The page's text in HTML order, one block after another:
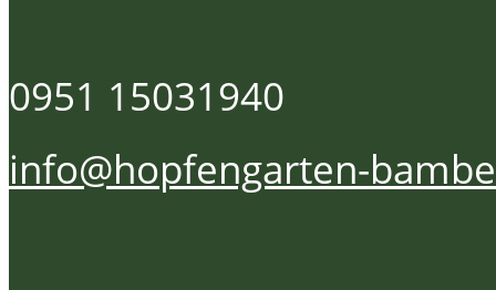
0951 15031940
info@hopfengarten-